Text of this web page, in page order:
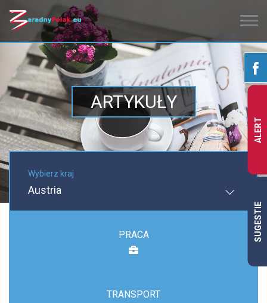
ARTYKUŁY
Wybierz kraj
Austria
PRACA
TRANSPORT
ALERT
SUGESTIE